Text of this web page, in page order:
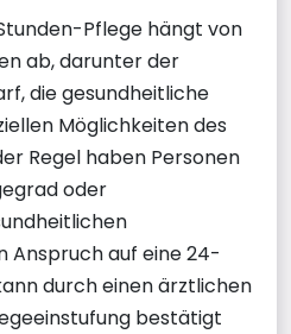
Pflege hängt von
ab, darunter der
die gesundheitliche
Möglichkeiten des
Regel haben Personen
oder
Anspruch auf eine 24-
durch einen ärztlichen
bestätigt